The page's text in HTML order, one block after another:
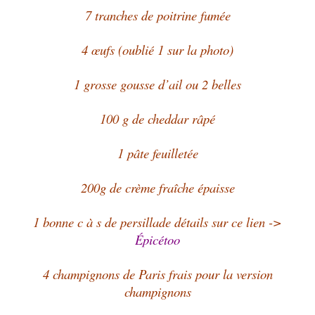
7 tranches de poitrine fumée
4 œufs (oublié 1 sur la photo)
1 grosse gousse d’ail ou 2 belles
100 g de cheddar râpé
1 pâte feuilletée
200g de crème fraîche épaisse
1 bonne c à s de persillade détails sur ce lien ->
Épicétoo
4 champignons de Paris frais pour la version
champignons